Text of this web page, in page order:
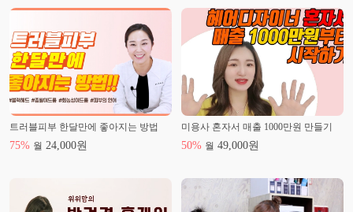
트러블피부 한달만에 좋아지는 방법
75% 월 24,000원
미용사 혼자서 매출 1000만원 만들기
50% 월 49,000원